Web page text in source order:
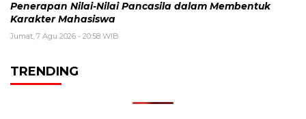
Penerapan Nilai-Nilai Pancasila dalam Membentuk
Karakter Mahasiswa
Jumat, 7 Agu 2026 - 20:58 WIB
TRENDING